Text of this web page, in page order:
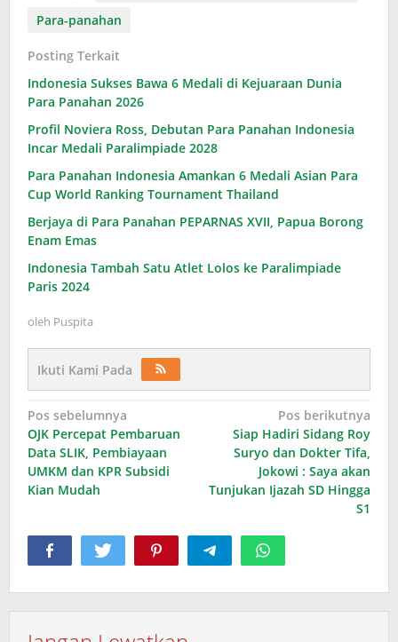
Para-panahan
Posting Terkait
Indonesia Sukses Bawa 6 Medali di Kejuaraan Dunia
Para Panahan 2026
Profil Noviera Ross, Debutan Para Panahan Indonesia
Incar Medali Paralimpiade 2028
Para Panahan Indonesia Amankan 6 Medali Asian Para
Cup World Ranking Tournament Thailand
Berjaya di Para Panahan PEPARNAS XVII, Papua Borong
Enam Emas
Indonesia Tambah Satu Atlet Lolos ke Paralimpiade
Paris 2024
oleh Puspita
Ikuti Kami Pada
Navigasi
pos
Pos sebelumnya
OJK Percepat Pembaruan
Data SLIK, Pembiayaan
UMKM dan KPR Subsidi
Kian Mudah
Pos berikutnya
Siap Hadiri Sidang Roy
Suryo dan Dokter Tifa,
Jokowi : Saya akan
Tunjukan Ijazah SD Hingga
S1